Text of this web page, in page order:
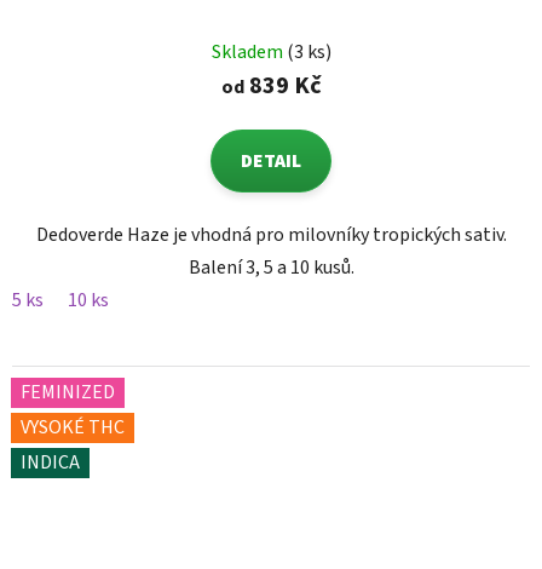
Skladem (3 ks)
od839 Kč
DETAIL
Dedoverde Haze je vhodná pro milovníky tropických sativ.
Balení 3, 5 a 10 kusů.
5 ks
10 ks
FEMINIZED
VYSOKÉ THC
INDICA